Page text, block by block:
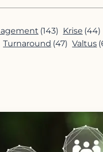
(143) Krise (44)
Turnaround (47) Valtus